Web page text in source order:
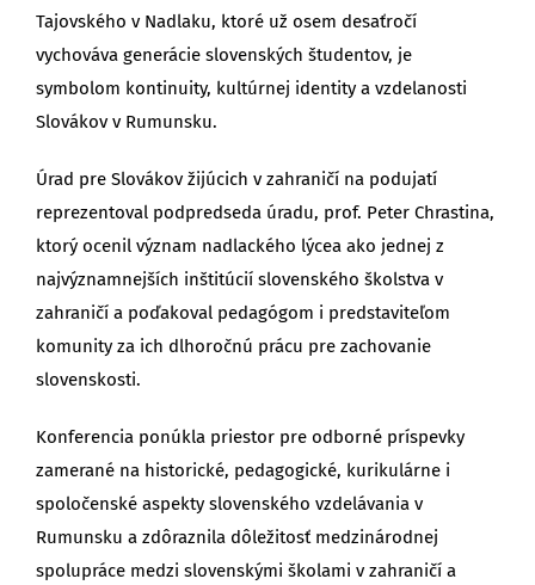
Tajovského v Nadlaku, ktoré už osem desaťročí
vychováva generácie slovenských študentov, je
symbolom kontinuity, kultúrnej identity a vzdelanosti
Slovákov v Rumunsku.
Úrad pre Slovákov žijúcich v zahraničí na podujatí
reprezentoval podpredseda úradu, prof. Peter Chrastina,
ktorý ocenil význam nadlackého lýcea ako jednej z
najvýznamnejších inštitúcií slovenského školstva v
zahraničí a poďakoval pedagógom i predstaviteľom
komunity za ich dlhoročnú prácu pre zachovanie
slovenskosti.
Konferencia ponúkla priestor pre odborné príspevky
zamerané na historické, pedagogické, kurikulárne i
spoločenské aspekty slovenského vzdelávania v
Rumunsku a zdôraznila dôležitosť medzinárodnej
spolupráce medzi slovenskými školami v zahraničí a